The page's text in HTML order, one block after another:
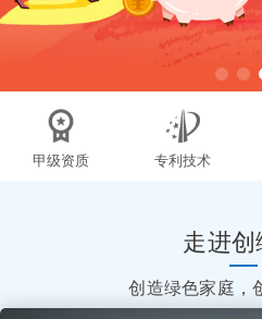
甲级资质 专利技术
走进创
创造绿色家庭，